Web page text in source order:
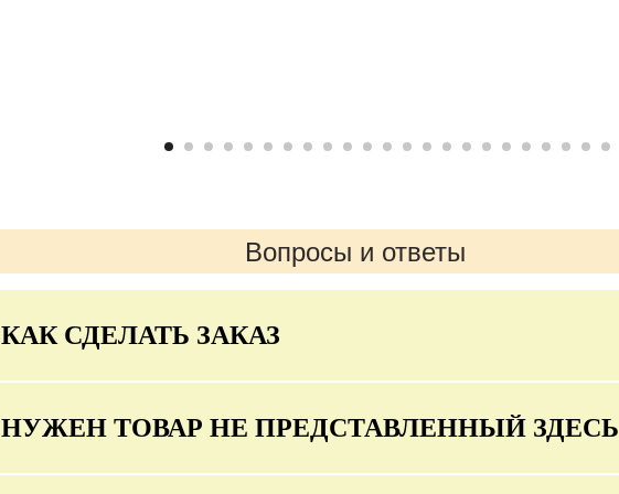
Вопросы и ответы
КАК СДЕЛАТЬ ЗАКАЗ
НУЖЕН ТОВАР НЕ ПРЕДСТАВЛЕННЫЙ ЗДЕСЬ